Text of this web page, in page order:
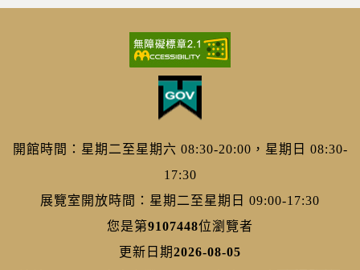
開館時間：星期二至星期六 08:30-20:00，星期日 08:30-
17:30
展覽室開放時間：星期二至星期日 09:00-17:30
您是第9107448位瀏覽者
更新日期2026-08-05